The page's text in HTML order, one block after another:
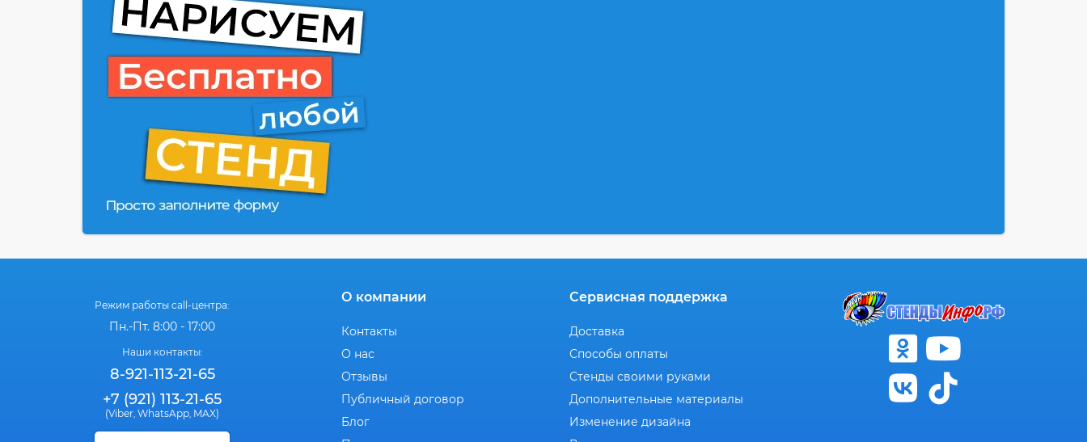
Режим работы call-центра:
Пн.-Пт. 8:00 - 17:00
Наши контакты:
8-921-113-21-65
+7 (921) 113-21-65
(Viber, WhatsApp, MAX)
О компании
Контакты
О нас
Отзывы
Публичный договор
Блог
Сервисная поддержка
Доставка
Способы оплаты
Стенды своими руками
Дополнительные материалы
Изменение дизайна